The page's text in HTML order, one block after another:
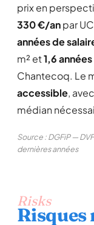
prix en
330 €/anpar
années de
m² et1,6 années
Chantecoq. Le
accessible,
médian
Source : DGFiP —
dernières années
Risks
Risques